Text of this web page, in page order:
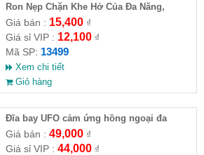
Ron Nẹp Chặn Khe Hở Của Đa Năng,
Chống Côn Trùng( HĐ )
Giá bán : 15,400₫
Giá sỉ VIP : 12,100₫
Mã SP: 13499
Xem chi tiết
Giỏ hàng
Đĩa bay UFO cảm ứng hồng ngoại đa
chiều tự động bay về
Giá bán : 49,000₫
Giá sỉ VIP : 44,000₫